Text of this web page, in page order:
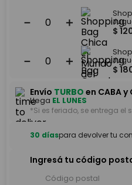
＋
－
$
＋
－
$
Envío TURBO en CABA y
Llega EL LUNES
*Si es feriado, se entrega el
30 díaspara devolver tu
Ingresá tu código